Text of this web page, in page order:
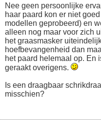
Nee geen persoonlijke
haar paard kon er niet
modellen geprobeerd) en
alleen nog maar voor zich
het graasmasker
hoefbevangenheid dan
het paard helemaal op. En
geraakt overigens.
Is een draagbaar
misschien?